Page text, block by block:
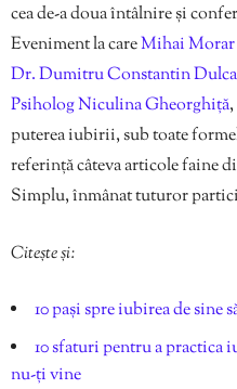
cea de-a doua întâlnire și
Eveniment la careMihai Morar
Dr. Dumitru Constantin
Psiholog Niculina Gheorghiță
puterea iubirii, sub toate
referință câteva articole faine
Simplu, înmânat tuturor
Citește și:
10 pași spre iubirea de sine
10 sfaturi pentru a practica
nu-ți vine